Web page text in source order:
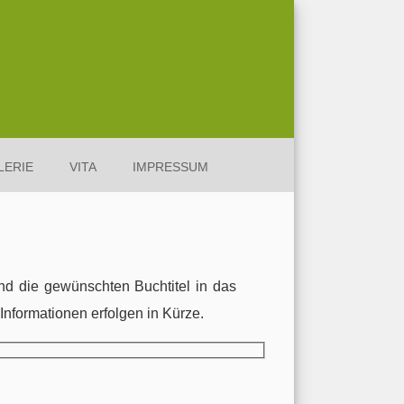
VITA IMPRESSUM
die gewünschten Buchtitel in das
erfolgen in Kürze.